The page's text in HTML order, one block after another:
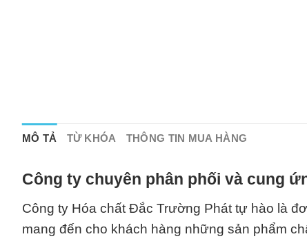
MÔ TẢ TỪ KHÓA THÔNG TIN MUA HÀNG
Công ty chuyên phân phối và cung
Công ty Hóa chất Đắc Trường Phát tự hào là
mang đến cho khách hàng những sản phẩm